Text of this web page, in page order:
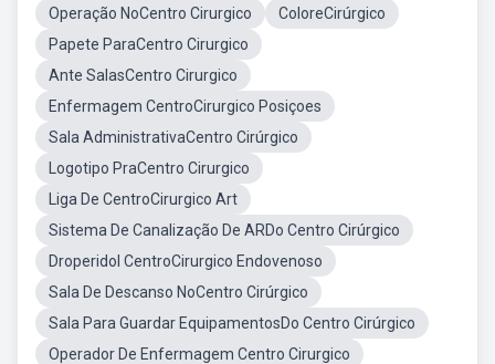
Operação NoCentro Cirurgico
ColoreCirúrgico
Papete ParaCentro Cirurgico
Ante SalasCentro Cirurgico
Enfermagem CentroCirurgico Posiçoes
Sala AdministrativaCentro Cirúrgico
Logotipo PraCentro Cirurgico
Liga De CentroCirurgico Art
Sistema De Canalização De ARDo Centro Cirúrgico
Droperidol CentroCirurgico Endovenoso
Sala De Descanso NoCentro Cirúrgico
Sala Para Guardar EquipamentosDo Centro Cirúrgico
Operador De Enfermagem Centro Cirurgico